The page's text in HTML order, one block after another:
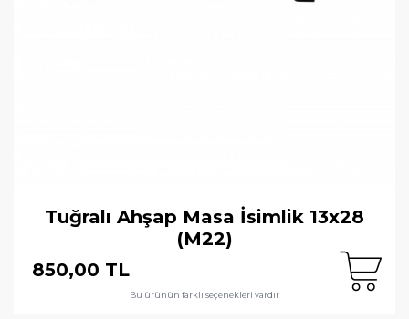
Tuğralı Ahşap Masa İsimlik 13x28
(M22)
850,00 TL
Bu ürünün farklı seçenekleri vardır